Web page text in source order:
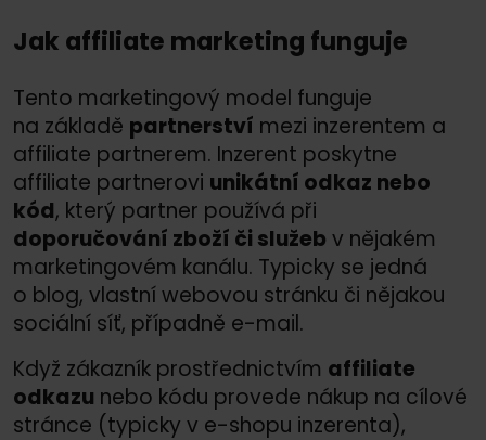
Jak affiliate marketing funguje
Tento marketingový model funguje
na základě partnerství mezi inzerentem a
affiliate partnerem. Inzerent poskytne
affiliate partnerovi unikátní odkaz nebo
kód, který partner používá při
doporučování zboží či služeb v nějakém
marketingovém kanálu. Typicky se jedná
o blog, vlastní webovou stránku či nějakou
sociální síť, případně e-mail.
Když zákazník prostřednictvím affiliate
odkazu nebo kódu provede nákup na cílové
stránce (typicky v e-shopu inzerenta),